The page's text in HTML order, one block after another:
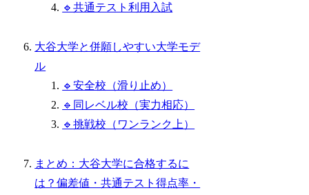
🔹共通テスト利用入試
大谷大学と併願しやすい大学モデ
ル
🔹安全校（滑り止め）
🔹同レベル校（実力相応）
🔹挑戦校（ワンランク上）
まとめ：大谷大学に合格するに
は？偏差値・共通テスト得点率・